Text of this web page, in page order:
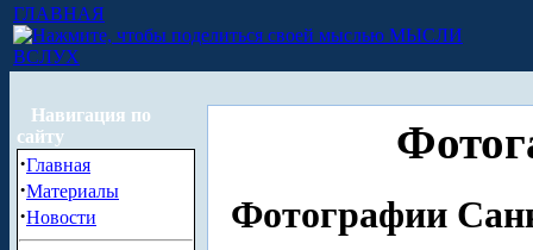
ГЛАВНАЯ
МЫСЛИ
ВСЛУХ
Навигация по
сайту
·Главная
·Материалы
·Новости Фотографии